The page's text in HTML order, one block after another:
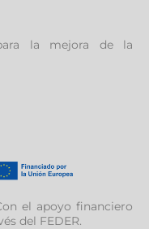
la mejora de la
el apoyo financiero
del FEDER.